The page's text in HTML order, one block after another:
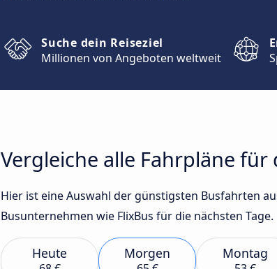
Suche dein Reiseziel
Millionen von Angeboten weltweit
Vergleiche alle Fahrpläne
Hier ist eine Auswahl der günstigsten Busfahrten
Busunternehmen wie FlixBus für die nächsten Tage.
Heute Morgen Montag